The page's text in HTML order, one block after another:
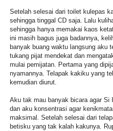
Setelah selesai dari toilet kulepas
sehingga tinggal CD saja. Lalu
sehingga hanya memakai kaos
ini masih bagus juga badannya,
banyak buang waktu langsung aku
tukang pijat mendekat dan
mulai pemijatan. Pertama yang
nyamannya. Telapak kakiku yang
kemudian diurut.
Aku tak mau banyak bicara agar Si
dan aku konsentrasi agar
maksimal. Setelah selesai dari
betisku yang tak kalah kakunya.